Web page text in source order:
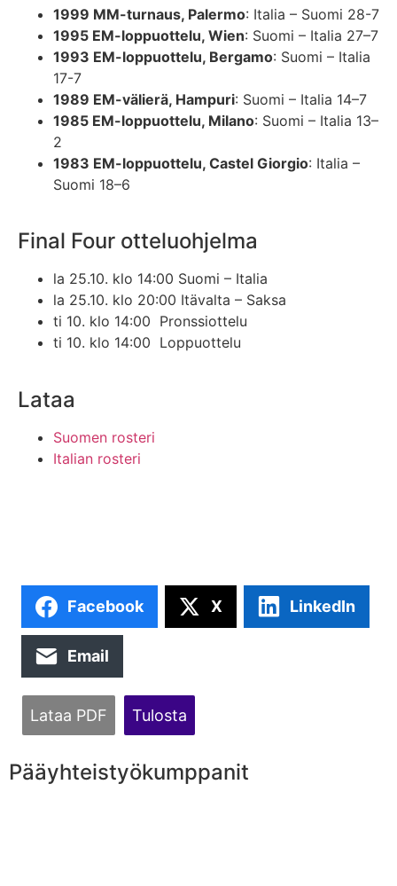
1999 MM-turnaus, Palermo: Italia – Suomi 28-7
1995 EM-loppuottelu, Wien: Suomi – Italia 27–7
1993 EM-loppuottelu, Bergamo: Suomi – Italia
17-7
1989 EM-välierä, Hampuri: Suomi – Italia 14–7
1985 EM-loppuottelu, Milano: Suomi – Italia 13–
2
1983 EM-loppuottelu, Castel Giorgio: Italia –
Suomi 18–6
Final Four otteluohjelma
la 25.10. klo 14:00 Suomi – Italia
la 25.10. klo 20:00 Itävalta – Saksa
ti 10. klo 14:00 Pronssiottelu
ti 10. klo 14:00 Loppuottelu
Lataa
Suomen rosteri
Italian rosteri
Facebook X LinkedIn
Email
Lataa PDF Tulosta
Pääyhteistyökumppanit